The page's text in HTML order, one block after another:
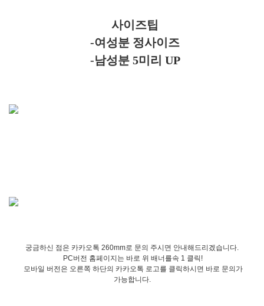
사이즈팁
-여성분 정사이즈
-남성분 5미리 UP
궁금하신 점은 카카오톡 260mm로 문의 주시면 안내해드리겠습니다.
PC버전 홈페이지는 바로 위 배너를속 1 클릭!
모바일 버전은 오른쪽 하단의 카카오톡 로고를 클릭하시면 바로 문의가
가능합니다.